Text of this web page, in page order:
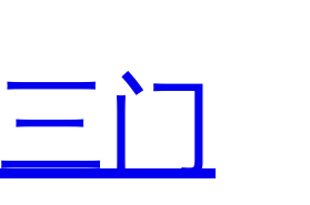
三门